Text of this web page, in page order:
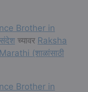
Brother in
संदेश च्यावर Raksha
(शाळांसाठी
Brother in